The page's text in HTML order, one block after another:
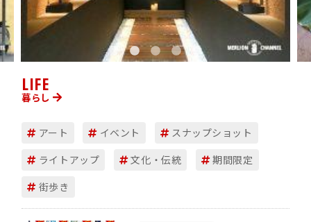
LIFE
暮らし
アート イベント
スナップショット
ライトアップ
文化・伝統
期間限定
街歩き